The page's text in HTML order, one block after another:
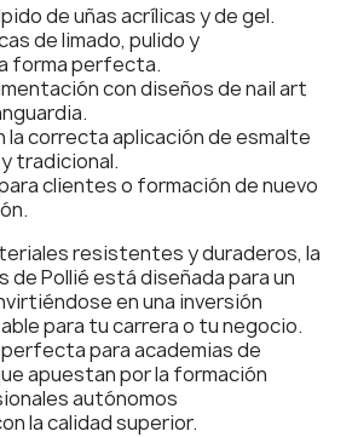
de uñas acrílicas y de gel.
de limado, pulido y
forma perfecta.
con diseños de nail art
la correcta aplicación de esmalte
tradicional.
clientes o formación de nuevo
resistentes y duraderos, la
de Pollié está diseñada para un
en una inversión
para tu carrera o tu negocio.
para academias de
apuestan por la formación
autónomos
la calidad superior.